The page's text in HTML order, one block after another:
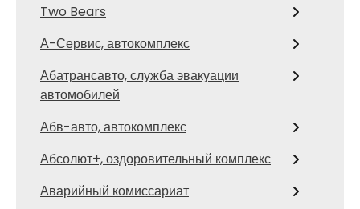
Two Bears
А-Сервис, автокомплекс
Абатрансавто, служба эвакуации
автомобилей
Абв-авто, автокомплекс
Абсолют+, оздоровительный комплекс
Аварийный комиссариат